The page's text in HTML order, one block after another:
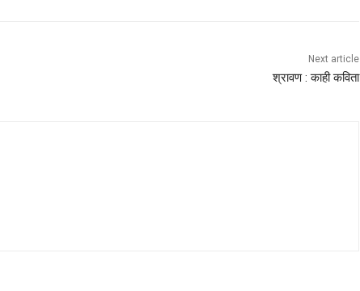
Next article
श्रावण : काही कविता